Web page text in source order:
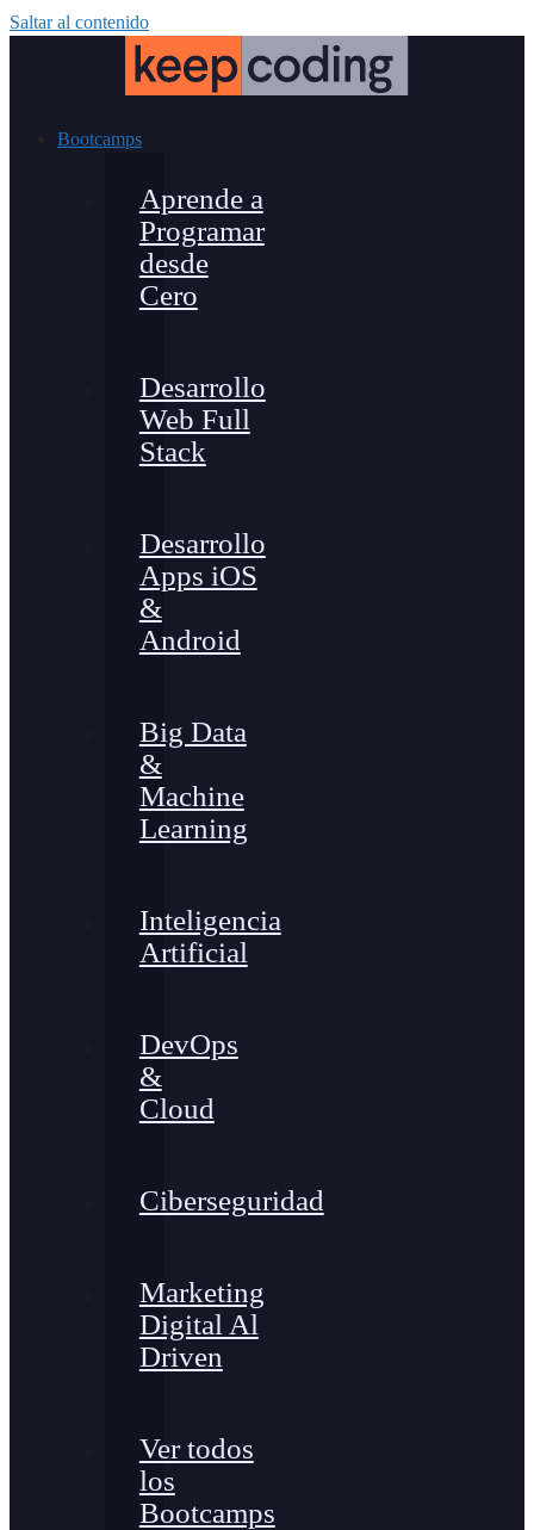
Saltar al contenido
Bootcamps
Aprende a
Programar
desde
Cero
Desarrollo
Web Full
Stack
Desarrollo
Apps iOS
&
Android
Big Data
&
Machine
Learning
Inteligencia
Artificial
DevOps
&
Cloud
Ciberseguridad
Marketing
Digital Al
Driven
Ver todos
los
Bootcamps